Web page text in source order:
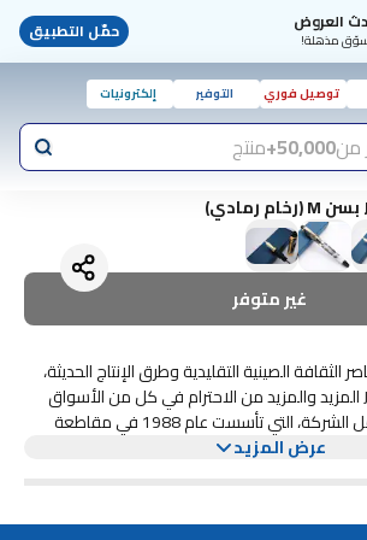
العروض
مذهلة! حمّل التطبيق
توصيل فوري التوفير إلكترونيات
من50,000+ منتج
غير متوفر
الصينية التقليدية وطرق الإنتاج الحديثة،
اكتسبت شركة JINHAO المزيد والمزيد من الاحترام في كل من الأسواق
المحلية والدولية. تم نقل الشركة، التي تأسست عام 1988 في مقاطعة
جيانغشي، إلى شنغهاي في عام 2003. تجمع العلامة التجارية الرئيسية
الأقلام المتقدمة بموجب نظام إدارة الجودة ISO9001: 2000، باستخدام
عرض المزيد